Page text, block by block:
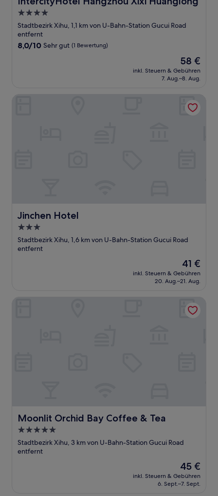
4.0-
Sterne-
Unterkunft
Stadtbezirk Xihu, 1,1 km von U-Bahn-Station Gucui Road
entfernt
8.0
Bewertung)
8,0/10 Sehr gut (1 Bewertung)
Der
Preis
beträgt
58 €
inkl. Steuern & Gebühren
7. Aug.–8. Aug.
Jinchen Hotel
Jinchen Hotel
3.0-
Sterne-
Unterkunft
Stadtbezirk Xihu, 1,6 km von U-Bahn-Station Gucui Road
entfernt
Der
Preis
beträgt
41 €
inkl. Steuern & Gebühren
20. Aug.–21. Aug.
Moonlit Orchid Bay Coffee & Tea
Moonlit Orchid Bay Coffee & Tea
5.0-
Sterne-
Unterkunft
Stadtbezirk Xihu, 3 km von U-Bahn-Station Gucui Road
entfernt
Der
Preis
beträgt
45 €
inkl. Steuern & Gebühren
6. Sept.–7. Sept.